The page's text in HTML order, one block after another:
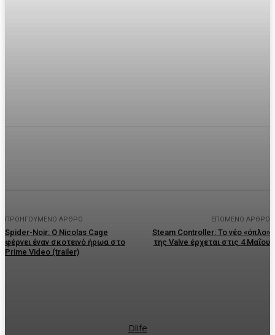
ΠΡΟΗΓΟΎΜΕΝΟ ΆΡΘΡΟ
Spider-Noir: Ο Nicolas Cage
φέρνει έναν σκοτεινό ήρωα στο
Prime Video (trailer)
ΕΠΌΜΕΝΟ ΆΡΘΡΟ
Steam Controller: Το νέο «όπλο»
της Valve έρχεται στις 4 Μαΐου
Dlife